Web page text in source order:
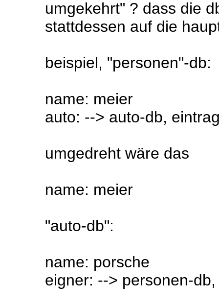
umgekehrt" ? dass die
stattdessen auf die
beispiel, "personen"-db:
name: meier
auto: --> auto-db,
umgedreht wäre das
name: meier
"auto-db":
name: porsche
eigner: --> personen-